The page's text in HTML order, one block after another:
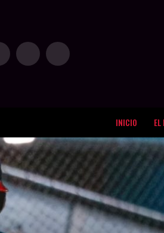
INICIO